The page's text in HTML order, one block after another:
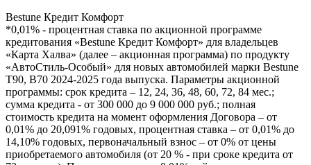
Bestune Кредит Комфорт
*0,01% - процентная ставка по акционной программе
кредитования «Bestune Кредит Комфорт» для владельцев
«Карта Халва» (далее – акционная программа) по продукту
«АвтоСтиль-Особый» для новых автомобилей марки Bestune
T90, B70 2024-2025 года выпуска. Параметры акционной
программы: срок кредита – 12, 24, 36, 48, 60, 72, 84 мес.;
сумма кредита - от 300 000 до 9 000 000 руб.; полная
стоимость кредита на момент оформления Договора – от
0,01% до 20,091% годовых, процентная ставка – от 0,01% до
14,10% годовых, первоначальный взнос – от 0% от цены
приобретаемого автомобиля (от 20 % - при сроке кредита от